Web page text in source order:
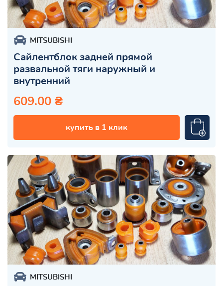
MITSUBISHI
Сайлентблок задней прямой
развальной тяги наружный и
внутренний
609.00 ₴
купить в 1 клик
MITSUBISHI